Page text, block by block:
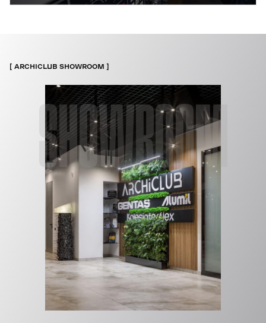
SHOWROOM
ARCHICLUB SHOWROOM